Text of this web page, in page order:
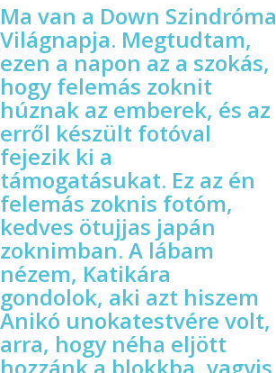
Ma van a Down Szindróma
Világnapja. Megtudtam,
ezen a napon az a szokás,
hogy felemás zoknit
húznak az emberek, és az
erről készült fotóval
fejezik ki a
támogatásukat. Ez az én
felemás zoknis fotóm,
kedves ötujjas japán
zoknimban. A lábam
nézem, Katikára
gondolok, aki azt hiszem
Anikó unokatestvére volt,
arra, hogy néha eljött